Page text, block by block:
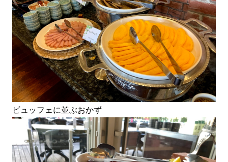
ビュッフェに並ぶおかず